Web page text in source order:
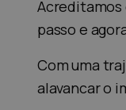
Acreditamos
passo e
Com uma
alavancar o